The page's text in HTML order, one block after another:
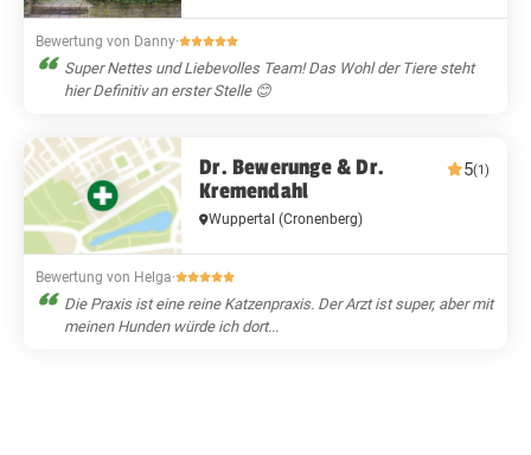
Bewertung von Danny·
Super Nettes und Liebevolles Team! Das Wohl der Tiere steht
hier Definitiv an erster Stelle 😊
Dr. Bewerunge & Dr.
Kremendahl
5(1)
Wuppertal(Cronenberg)
Bewertung von Helga·
Die Praxis ist eine reine Katzenpraxis. Der Arzt ist super, aber mit
meinen Hunden würde ich dort...